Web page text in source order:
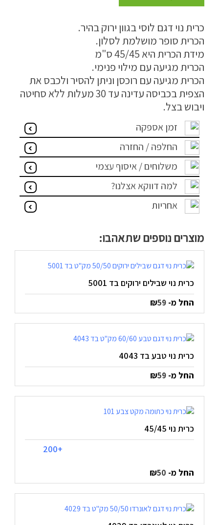
ריהוט לבית
אקססוריז
עודפים
קטלוג צבעים
טיפים והמלצות
עבודות אחרונות
צור קשר
הצהרת נגישות
מדיניות פרטיות
כרית נוי דגם לוסי בגוון ירוק בהיר.
הכרית סופר מושלמת לסלון.
מידת הכרית היא 45/45 ס"מ
הכרית מגיעה עם מילוי פנימי.
הכרית מגיעה עם רוכסן וניתן להסיר ולכבס את
הצפית בכביסה עדינה עד 30 מעלות ללא סחיטה
ויבוש בצל.
זמן אספקה
החלפה / החזרה
משלוחים / איסוף עצמי
למה דווקא אצלנו?
אחריות
מוצרים נוספים שתאהבו:
כרית נוי שבילים ירוקים בד 5001
החל מ-
₪59
כרית נוי טבע בד 4043
החל מ-
₪59
כרית נוי 45/45
+200
החל מ- ₪50